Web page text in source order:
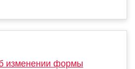
изменении формы